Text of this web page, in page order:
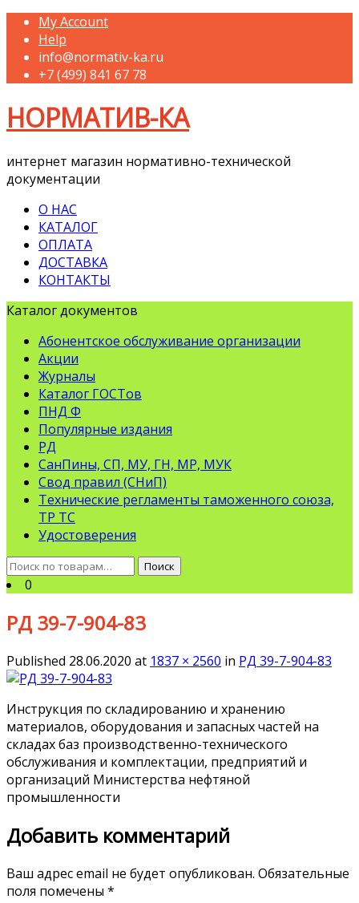
My Account
Help
info@normativ-ka.ru
+7 (499) 841 67 78
НОРМАТИВ-КА
интернет магазин нормативно-технической
документации
О НАС
КАТАЛОГ
ОПЛАТА
ДОСТАВКА
КОНТАКТЫ
Каталог документов
Абонентское обслуживание организации
Акции
Журналы
Каталог ГОСТов
ПНД Ф
Популярные издания
РД
СанПины, СП, МУ, ГН, МР, МУК
Свод правил (СНиП)
Технические регламенты таможенного союза,
ТР ТС
Удостоверения
Искать:
Поиск
0
РД 39-7-904-83
Published 28.06.2020 at 1837 × 2560 in РД 39-7-904-83
Инструкция по складированию и хранению
материалов, оборудования и запасных частей на
складах баз производственно-технического
обслуживания и комплектации, предприятий и
организаций Министерства нефтяной
промышленности
Добавить комментарий
Ваш адрес email не будет опубликован. Обязательные
поля помечены *